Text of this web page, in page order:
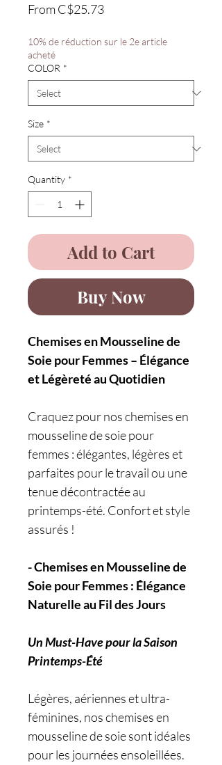
FromC$25.73Sale
10% de réduction sur le 2e article
acheté
COLOR *
Size *
Quantity *
Add to Cart
Buy Now
Chemises en Mousseline de
Soie pour Femmes – Élégance
et Légèreté au Quotidien
Craquez pour nos chemises en
mousseline de soie pour
femmes : élégantes, légères et
parfaites pour le travail ou une
tenue décontractée au
printemps-été. Confort et style
assurés !
- Chemises en Mousseline de
Soie pour Femmes : Élégance
Naturelle au Fil des Jours
Un Must-Have pour la Saison
Printemps-Été
Légères, aériennes et ultra-
féminines, nos chemises en
mousseline de soie sont idéales
pour les journées ensoleillées.